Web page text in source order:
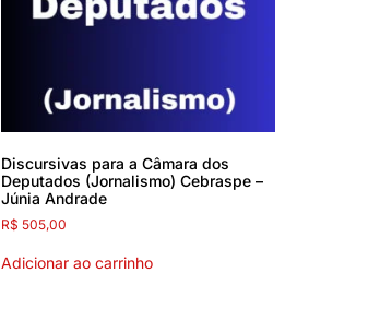
Discursivas para a Câmara dos
Deputados (Jornalismo) Cebraspe –
Júnia Andrade
R$ 505,00
Adicionar ao carrinho